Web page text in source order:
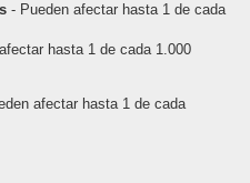
- Pueden afectar hasta 1 de cada
hasta 1 de cada 1.000
afectar hasta 1 de cada